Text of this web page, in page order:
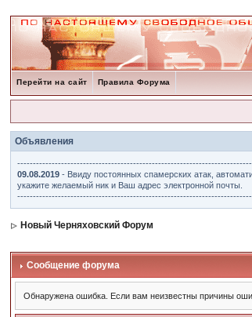
Перейти на сайт Правила Форума
Объявления
09.08.2019 - Ввиду постоянных спамерских атак,
укажите желаемый ник и Ваш адрес электронной почты.
Новый Черняховский Форум
Сообщение форума
Обнаружена ошибка. Если вам неизвестны причины